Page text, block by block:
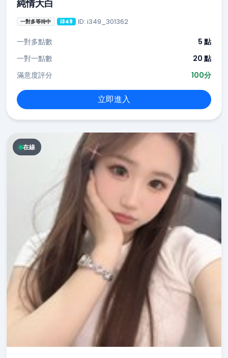
純情大白
一對多等待中 i349 ID: i349_301362
一對多點數
5 點
一對一點數
20 點
滿意度評分
100分
立即進入
在線